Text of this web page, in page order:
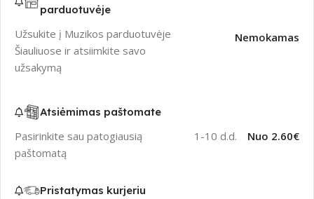
parduotuvėje
Užsukite į Muzikos parduotuvėje
Šiauliuose ir atsiimkite savo
užsakymą
Nemokamas
Atsiėmimas paštomate
Pasirinkite sau patogiausią
paštomatą
1-10 d.d. Nuo 2.60€
Pristatymas kurjeriu